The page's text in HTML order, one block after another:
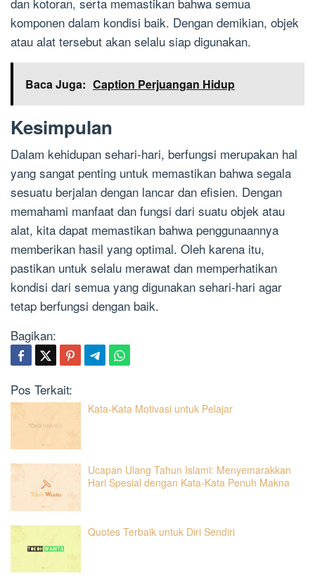
komponen dalam kondisi baik. Dengan demikian, objek
atau alat tersebut akan selalu siap digunakan.
Baca Juga: Caption Perjuangan Hidup
Kesimpulan
Dalam kehidupan sehari-hari, berfungsi merupakan hal
yang sangat penting untuk memastikan bahwa segala
sesuatu berjalan dengan lancar dan efisien. Dengan
memahami manfaat dan fungsi dari suatu objek atau
alat, kita dapat memastikan bahwa penggunaannya
memberikan hasil yang optimal. Oleh karena itu,
pastikan untuk selalu merawat dan memperhatikan
kondisi dari semua yang digunakan sehari-hari agar
tetap berfungsi dengan baik.
Bagikan:
Pos Terkait:
Kata-Kata Motivasi untuk Pelajar
Ucapan Ulang Tahun Islami: Menyemarakkan
Hari Spesial dengan Kata-Kata Penuh Makna
Quotes Terbaik untuk Diri Sendiri